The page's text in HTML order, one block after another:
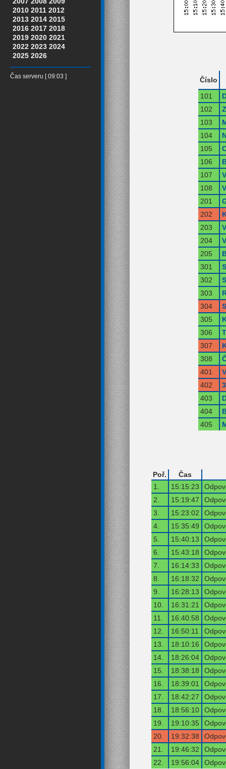
2010 2011 2012
2013 2014 2015
2016 2017 2018
2019 2020 2021
2022 2023 2024
2025 2026
Čas serveru [ 09:03 ]
Číslo
101
102
103
104
105
106
107
108
201
202
203
204
205
301
302
303
304
305
306
307
308
401
V
402
403
404
405
Poř.
Čas
1.
15:15:23
2.
15:19:47
3.
15:23:02
4.
15:35:49
5.
15:40:13
6.
15:43:18
7.
16:14:33
8.
16:18:32
9.
16:28:13
10.
16:31:21
11.
16:40:58
12.
16:50:11
13.
18:10:16
14.
18:26:04
15.
18:38:18
16.
18:39:01
17.
18:42:27
18.
18:56:10
19.
19:10:35
20.
19:32:38
21.
19:46:32
22.
19:56:04